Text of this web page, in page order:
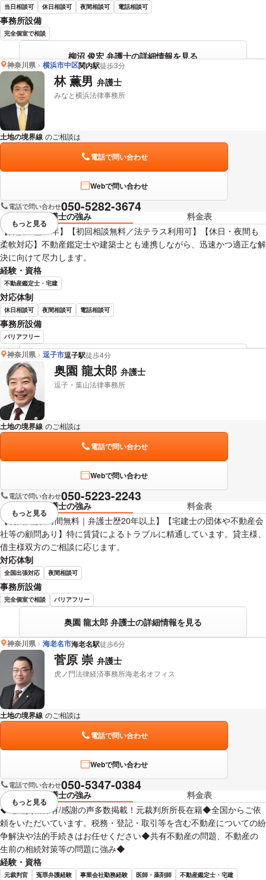
当日相談可 休日相談可 夜間相談可 電話相談可
事務所設備
完全個室で相談
柳沼 俊宏 弁護士の詳細情報を見る
神奈川県 横浜市中区関内駅徒歩3分
林 薫男 弁護士
みなと横浜法律事務所
土地の境界線 のご相談は
電話で問い合わせ
Webで問い合わせ
電話で問い合わせ050-5282-3674
弁護士の強み
料金表
【弁護士歴30年】【初回相談無料／法テラス利用可】【休日・夜間も
柔軟対応】不動産鑑定士や建築士とも連携しながら、迅速かつ適正な解
決に向けて尽力します。
経験・資格
不動産鑑定士・宅建
対応体制
休日相談可 夜間相談可 電話相談可
事務所設備
バリアフリー
林 薫男 弁護士の詳細情報を見る
視覚的に省略されている要素を
もっと見る
神奈川県 逗子市逗子駅徒歩4分
奥園 龍太郎 弁護士
逗子・葉山法律事務所
土地の境界線 のご相談は
電話で問い合わせ
Webで問い合わせ
電話で問い合わせ050-5223-2243
弁護士の強み
料金表
【初回面談1時間無料｜弁護士歴20年以上】【宅建士の団体や不動産会
社等の顧問あり】特に賃貸によるトラブルに精通しています。貸主様、
借主様双方のご相談に応じます。
対応体制
全国出張対応 夜間相談可
事務所設備
完全個室で相談 バリアフリー
奥園 龍太郎 弁護士の詳細情報を見る
視覚的に省略されている要素を
もっと見る
神奈川県 海老名市海老名駅徒歩6分
菅原 崇 弁護士
虎ノ門法律経済事務所海老名オフィス
土地の境界線 のご相談は
電話で問い合わせ
Webで問い合わせ
電話で問い合わせ050-5347-0384
弁護士の強み
料金表
◆宅建資格保有/感謝の声多数掲載！元裁判所所長在籍◆全国からご依
頼をいただいています。税務・登記・取引等を含む不動産についての紛
争解決や法的手続きはお任せください◆共有不動産の問題、不動産の
生前の相続対策等の問題に強み◆
経験・資格
元裁判官 冤罪弁護経験 事業会社勤務経験 医師・薬剤師 不動産鑑定士・宅建
視覚的に省略されている要素を
もっと見る